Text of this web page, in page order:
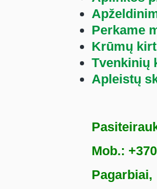
Perkame
Krūmų
Tvenkinių
Apleistų
Mob.:
Pagarbiai,